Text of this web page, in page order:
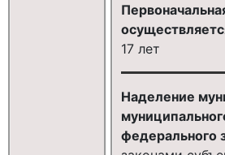
17 лет
Наделение
федерального